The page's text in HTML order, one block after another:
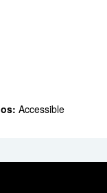
Accessible